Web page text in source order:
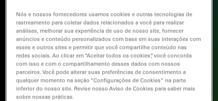
Nós e nossos fornecedores usamos cookies e outras tecnologias de
rastreamento para coletar dados relacionados a você para realizar
análises, melhorar sua experiência de uso de nosso site, fornecer
anúncios e conteúdo personalizados com base em suas interações com
esses e outros sites e permitir que você compartilhe conteúdo nas
redes sociais. Ao clicar em “Aceitar todos os cookies”, você concorda
com isso e com o compartilhamento desses dados com nossos
parceiros. Você pode alterar suas preferências de consentimento a
qualquer momento na seção “Configurações de Cookies” na parte
inferior do nosso site. Revise nosso Aviso de Cookies para saber mais
sobre nossas práticas.